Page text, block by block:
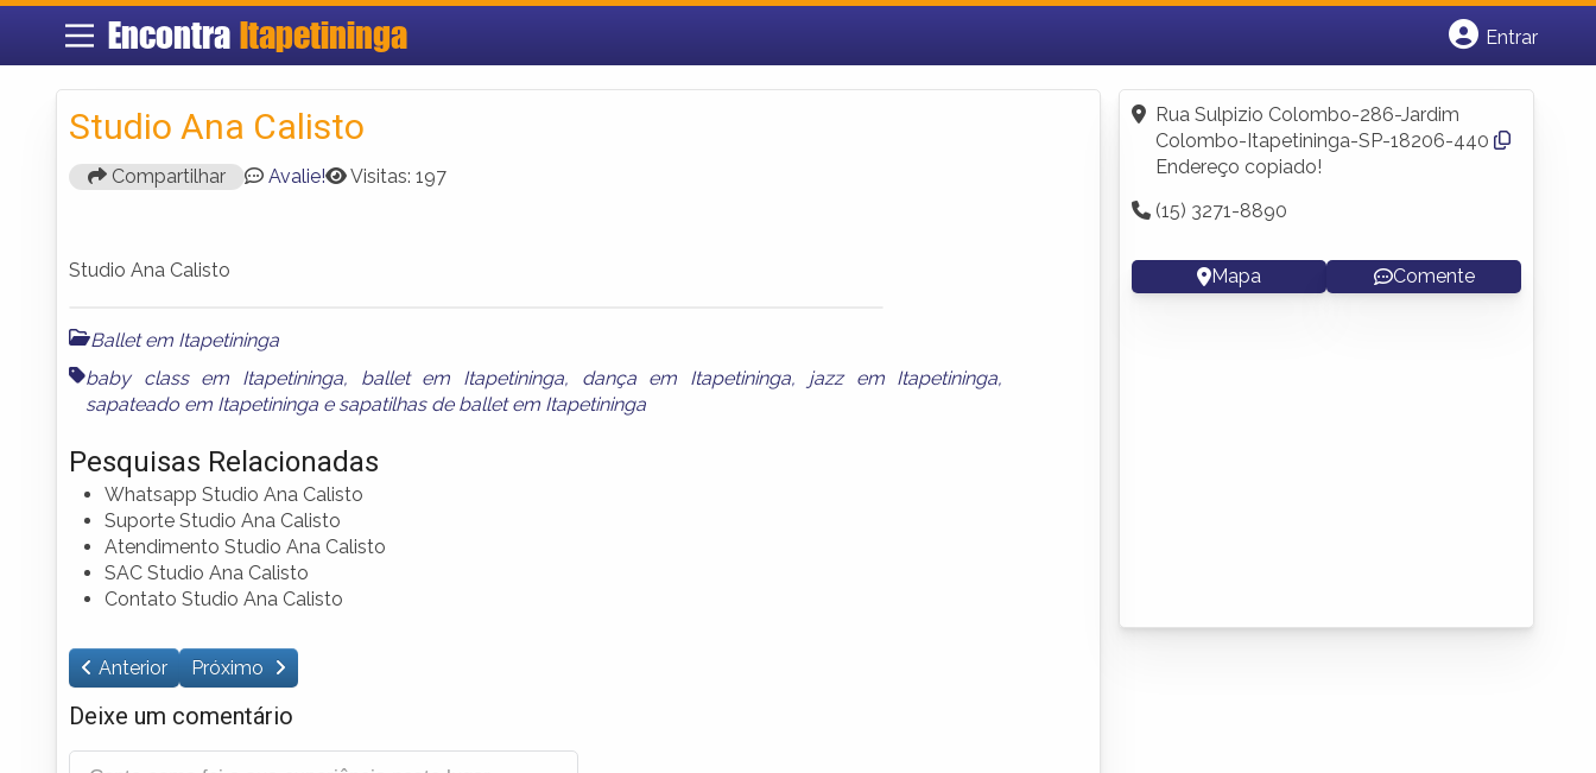
Encontra Itapetininga
Entrar
Fazer login
Criar conta
Studio Ana Calisto
Compartilhar Avalie! Visitas: 197
Studio Ana Calisto
Ballet em Itapetininga
baby class em Itapetininga, ballet em Itapetininga, dança em Itapetininga, jazz em Itapetininga,
sapateado em Itapetininga e sapatilhas de ballet em Itapetininga
Pesquisas Relacionadas
Whatsapp Studio Ana Calisto
Suporte Studio Ana Calisto
Atendimento Studio Ana Calisto
SAC Studio Ana Calisto
Contato Studio Ana Calisto
Anterior Próximo
Deixe um comentário
Rua Sulpizio Colombo-286-Jardim
Colombo-Itapetininga-SP-18206-440
Endereço copiado!
(15) 3271-8890
Mapa Comente